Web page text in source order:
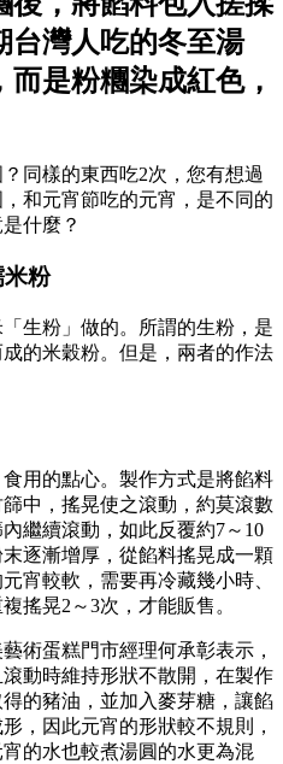
台灣人吃的冬至湯
是粉糰染成紅色，
同樣的東西吃2次，您有想過
和元宵節吃的元宵，是不同的
什麼？
米粉
生粉」做的。所謂的生粉，是
的米穀粉。但是，兩者的作法
用的點心。製作方式是將餡料
中，搖晃使之滾動，約莫滾數
繼續滾動，如此反覆約7～10
逐漸增厚，從餡料搖晃成一顆
宵較軟，需要再冷藏幾小時、
搖晃2～3次，才能販售。
術蛋糕門市經理何承彰表示，
動時維持形狀不散開，在製作
的豬油，並加入麥芽糖，讓餡
，因此元宵的形狀較不規則，
的水也較煮湯圓的水更為混